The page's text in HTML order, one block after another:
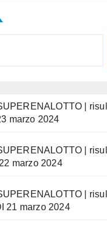
|
marzo 2024
|
marzo 2024
|
21 marzo 2024